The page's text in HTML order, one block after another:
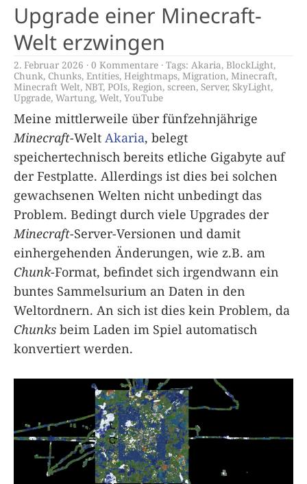
Upgrade einer Minecraft-
Welt erzwingen
2. Februar 2026 0 Kommentare Tags: Akaria, BlockLight,
Chunk, Chunks, Entities, Heightmaps, Migration, Minecraft,
Minecraft Welt, NBT, POIs, Region, screen, Server, SkyLight,
Upgrade, Wartung, Welt, YouTube
Meine mittlerweile über fünfzehnjährige
Minecraft-Welt Akaria, belegt
speichertechnisch bereits etliche Gigabyte auf
der Festplatte. Allerdings ist dies bei solchen
gewachsenen Welten nicht unbedingt das
Problem. Bedingt durch viele Upgrades der
Minecraft-Server-Versionen und damit
einhergehenden Änderungen, wie z.B. am
Chunk-Format, befindet sich irgendwann ein
buntes Sammelsurium an Daten in den
Weltordnern. An sich ist dies kein Problem, da
Chunks beim Laden im Spiel automatisch
konvertiert werden.